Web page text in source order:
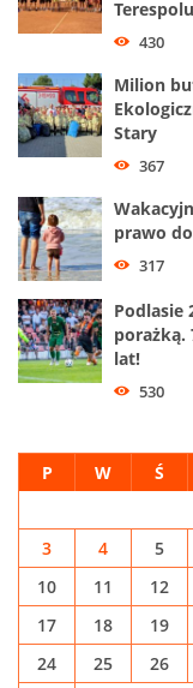
Terespolu
430
Milion
Stary
367
prawo
317
Podlasie
porażką.
lat!
530
P W Ś
3
4 5
10
11 12
17
18 19
24
25 26